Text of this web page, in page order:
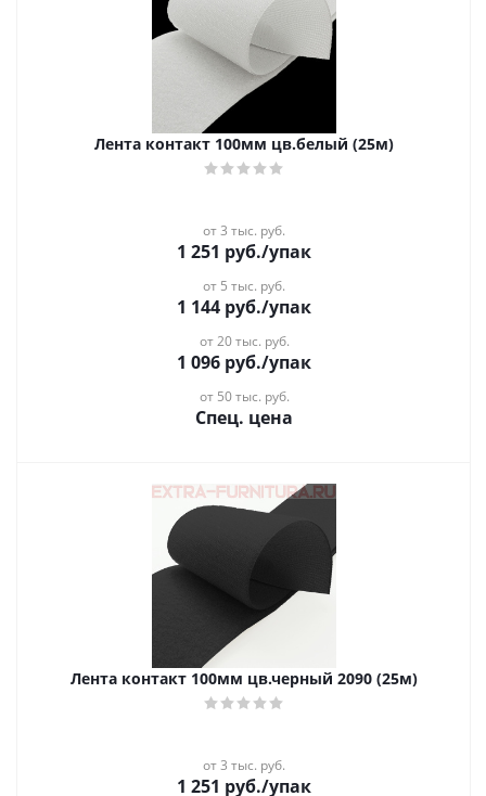
Лента контакт 100мм цв.белый (25м)
от 3 тыс. руб.
1 251 руб./упак
от 5 тыс. руб.
1 144 руб./упак
от 20 тыс. руб.
1 096 руб./упак
от 50 тыс. руб.
Спец. цена
Лента контакт 100мм цв.черный 2090 (25м)
от 3 тыс. руб.
1 251 руб./упак